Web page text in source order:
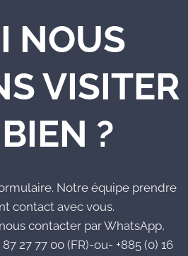
NOUS
VISITER
?
Notre équipe prendre
contact avec vous.
contacter par WhatsApp,
27 77 00 (FR)-ou- +885 (0) 16